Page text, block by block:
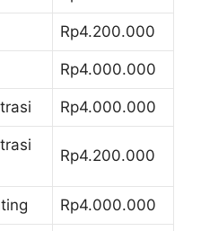
Rp4.200.000
Rp4.000.000
Rp4.000.000
Rp4.200.000
Rp4.000.000